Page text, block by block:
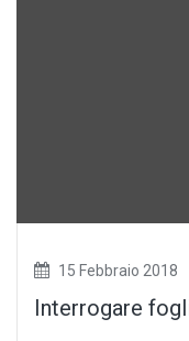
15 Febbraio 2018
Interrogare